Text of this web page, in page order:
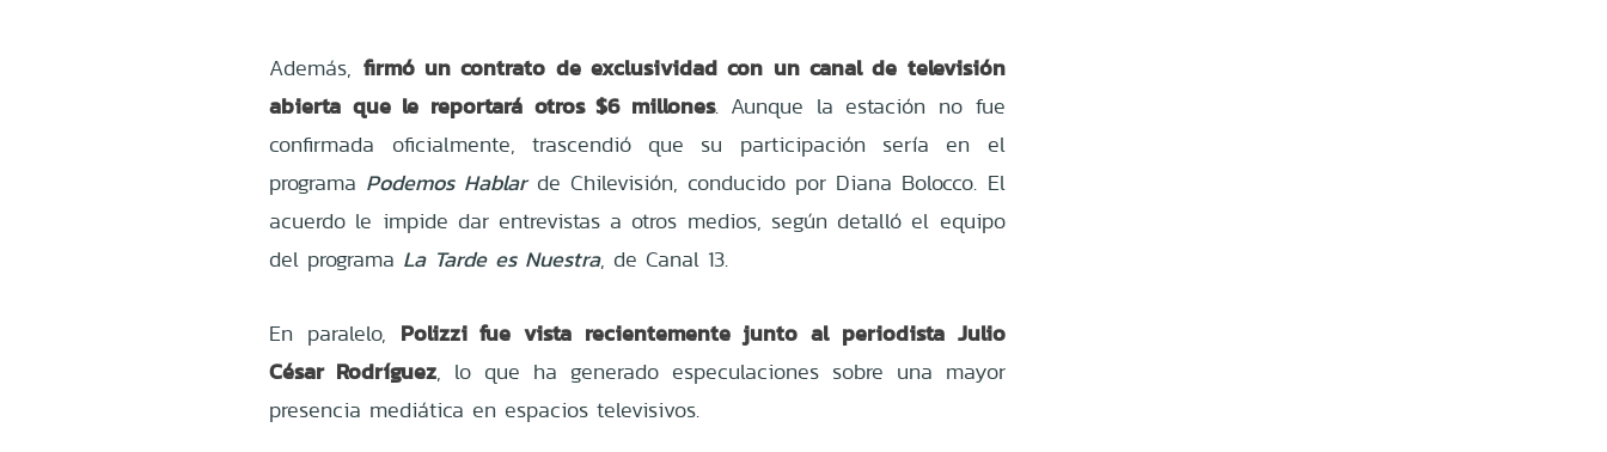
Además, firmó un contrato de exclusividad con un canal de televisión
abierta que le reportará otros $6 millones. Aunque la estación no fue
confirmada oficialmente, trascendió que su participación sería en el
programa Podemos Hablar de Chilevisión, conducido por Diana Bolocco. El
acuerdo le impide dar entrevistas a otros medios, según detalló el equipo
del programa La Tarde es Nuestra, de Canal 13.
En paralelo, Polizzi fue vista recientemente junto al periodista Julio
César Rodríguez, lo que ha generado especulaciones sobre una mayor
presencia mediática en espacios televisivos.